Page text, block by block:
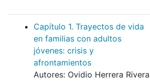
Capítulo 1. Trayectos de vida
en familias con adultos
jóvenes: crisis y
afrontamientos
Autores: Ovidio Herrera Rivera